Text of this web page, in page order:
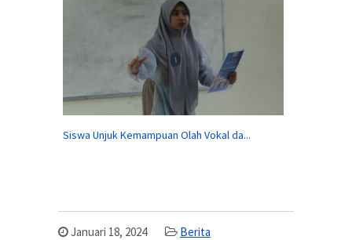
Siswa Unjuk Kemampuan Olah Vokal da...
Januari 18, 2024 Berita